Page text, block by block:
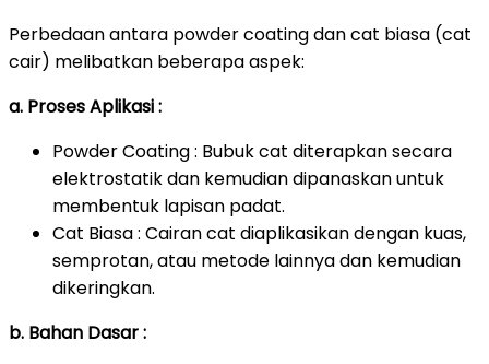
Perbedaan antara powder coating dan cat biasa (cat
cair) melibatkan beberapa aspek:
a. Proses Aplikasi :
Powder Coating : Bubuk cat diterapkan secara
elektrostatik dan kemudian dipanaskan untuk
membentuk lapisan padat.
Cat Biasa : Cairan cat diaplikasikan dengan kuas,
semprotan, atau metode lainnya dan kemudian
dikeringkan.
b. Bahan Dasar :